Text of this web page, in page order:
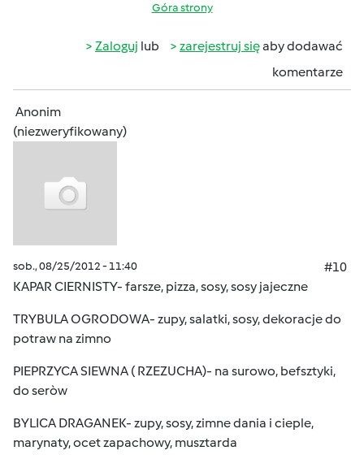
Góra strony
Zaloguj lub zarejestruj sięaby dodawać
komentarze
Anonim
(niezweryfikowany)
sob., 08/25/2012 - 11:40
#10
KAPAR CIERNISTY- farsze, pizza, sosy, sosy jajeczne
TRYBULA OGRODOWA- zupy, salatki, sosy, dekoracje do
potraw na zimno
PIEPRZYCA SIEWNA ( RZEZUCHA)- na surowo, befsztyki,
do seròw
BYLICA DRAGANEK- zupy, sosy, zimne dania i cieple,
marynaty, ocet zapachowy, musztarda